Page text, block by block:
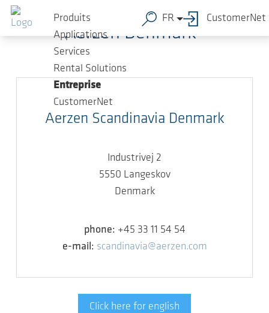
Sauter au contenu principal
Produits
Applications
Services
Rental Solutions
Entreprise
CustomerNet
FR CustomerNet
Aerzen Denmark
Aerzen Scandinavia Denmark
Industrivej 2
5550 Langeskov
Denmark
phone: +45 33 11 54 54
e-mail: scandinavia@aerzen.com
Click here for english